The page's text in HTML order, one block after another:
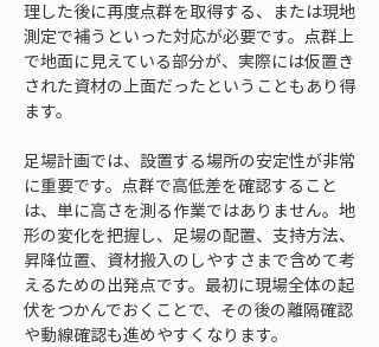
理した後に再度点群を取得する、または現地
測定で補うといった対応が必要です。点群上
で地面に見えている部分が、実際には仮置き
された資材の上面だったということもあり得
ます。
足場計画では、設置する場所の安定性が非常
に重要です。点群で高低差を確認すること
は、単に高さを測る作業ではありません。地
形の変化を把握し、足場の配置、支持方法、
昇降位置、資材搬入のしやすさまで含めて考
えるための出発点です。最初に現場全体の起
伏をつかんでおくことで、その後の離隔確認
や動線確認も進めやすくなります。